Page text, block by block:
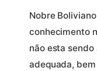
Nobre
conhecimento
não esta
adequada,